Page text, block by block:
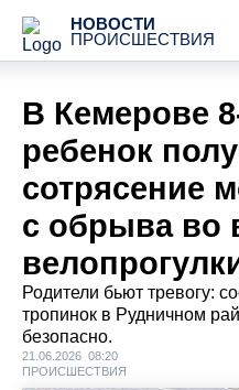
НОВОСТИ
ПРОИСШЕСТВИЯ
В Кемерове
ребенок
сотрясение
с обрыва во
Родители бьют тревогу:
тропинок в Рудничном
безопасно.
21.06.2026 08:20
ПРОИСШЕСТВИЯ